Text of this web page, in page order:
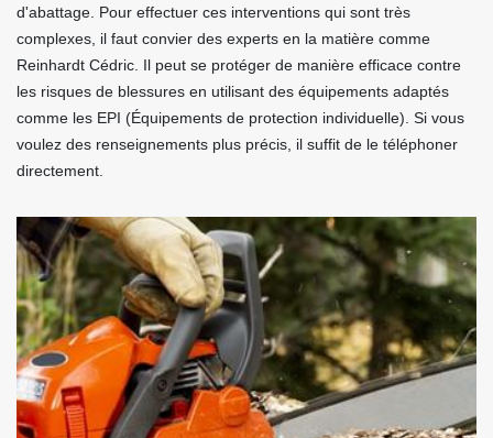
d'abattage. Pour effectuer ces interventions qui sont très
complexes, il faut convier des experts en la matière comme
Reinhardt Cédric. Il peut se protéger de manière efficace contre
les risques de blessures en utilisant des équipements adaptés
comme les EPI (Équipements de protection individuelle). Si vous
voulez des renseignements plus précis, il suffit de le téléphoner
directement.